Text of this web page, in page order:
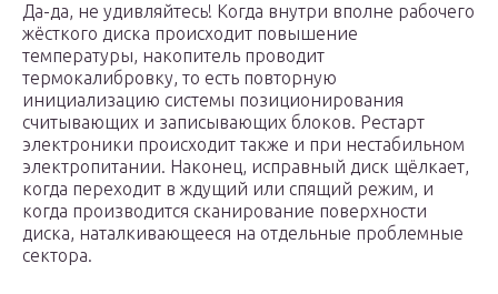
Да-да, не удивляйтесь! Когда внутри вполне рабочего
жёсткого диска происходит повышение
температуры, накопитель проводит
термокалибровку, то есть повторную
инициализацию системы позиционирования
считывающих и записывающих блоков. Рестарт
электроники происходит также и при нестабильном
электропитании. Наконец, исправный диск щёлкает,
когда переходит в ждущий или спящий режим, и
когда производится сканирование поверхности
диска, наталкивающееся на отдельные проблемные
сектора.